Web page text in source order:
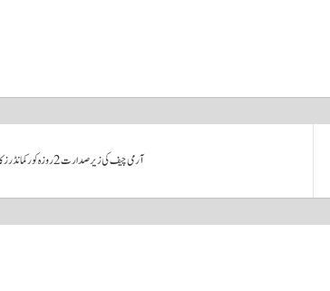
آرمی چیف کی زیر صدارت 2 روزہ کور کمانڈرز کانفرنس